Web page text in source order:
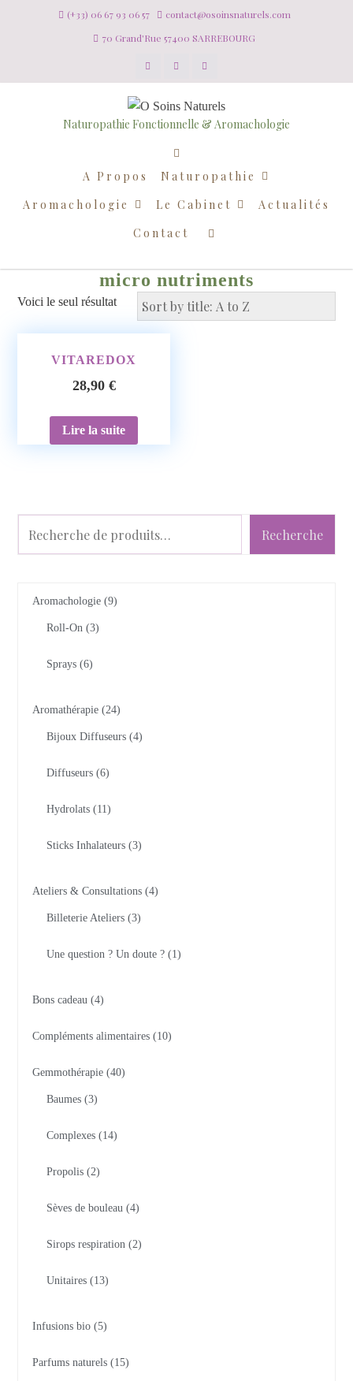
(+33) 06 67 93 06 57
contact@osoinsnaturels.com
70 Grand'Rue 57400 SARREBOURG
Naturopathie Fonctionnelle & Aromachologie
A Propos
Naturopathie
Aromachologie
Le Cabinet
Actualités
Contact
micro nutriments
Voici le seul résultat
VITAREDOX
28,90 €
Lire la suite
Recherche
Aromachologie 9
Roll-On 3
Sprays 6
Aromathérapie 24
Bijoux Diffuseurs 4
Diffuseurs 6
Hydrolats 11
Sticks Inhalateurs 3
Ateliers & Consultations 4
Billeterie Ateliers 3
Une question ? Un doute ? 1
Bons cadeau 4
Compléments alimentaires 10
Gemmothérapie 40
Baumes 3
Complexes 14
Propolis 2
Sèves de bouleau 4
Sirops respiration 2
Unitaires 13
Infusions bio 5
Parfums naturels 15